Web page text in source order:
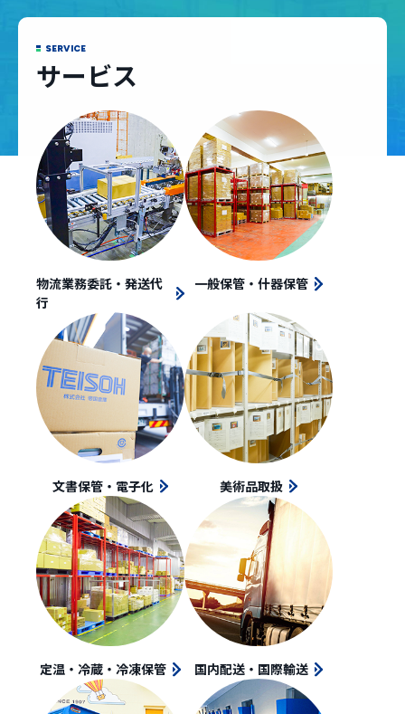
SERVICE
サービス
物流業務委託・発送代
行
一般保管・什器保管
文書保管・電子化 美術品取扱
定温・冷蔵・冷凍保管 国内配送・国際輸送